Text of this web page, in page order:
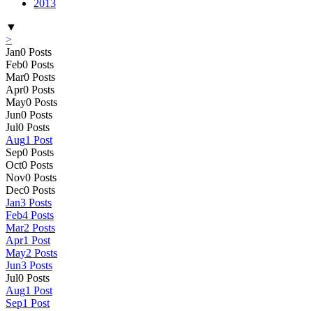
2013
▼
>
Jan0 Posts
Feb0 Posts
Mar0 Posts
Apr0 Posts
May0 Posts
Jun0 Posts
Jul0 Posts
Aug1 Post
Sep0 Posts
Oct0 Posts
Nov0 Posts
Dec0 Posts
Jan3 Posts
Feb4 Posts
Mar2 Posts
Apr1 Post
May2 Posts
Jun3 Posts
Jul0 Posts
Aug1 Post
Sep1 Post